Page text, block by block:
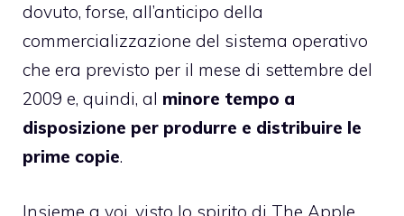
dovuto, forse, all’anticipo della
commercializzazione del sistema operativo
che era previsto per il mese di settembre del
2009 e, quindi, al minore tempo a
disposizione per produrre e distribuire le
prime copie.
Insieme a voi, visto lo spirito di The Apple